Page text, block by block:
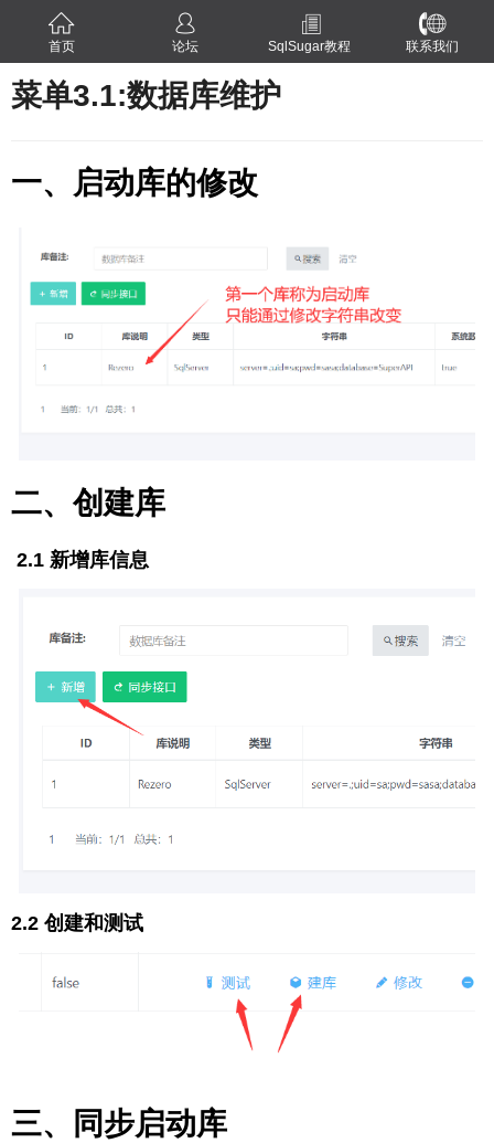
首页 论坛 SqlSugar教程 联系我们
菜单3.1:数据库维护
一、启动库的修改
二、创建库
2.1 新增库信息
2.2 创建和测试
三、同步启动库